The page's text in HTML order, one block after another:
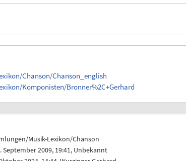
Chanson/Chanson_english
Komponisten/Bronner%2C+Gerhard
Musik-Lexikon/Chanson
September 2009, 19:41, Unbekannt